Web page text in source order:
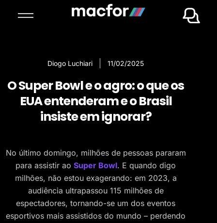
Diogo Luchiari 11/02/2025
O Super Bowl e o agro: o que os
EUA entenderam e o Brasil
insiste em ignorar?
No último domingo, milhões de pessoas pararam
para assistir ao Super Bowl. E quando digo
milhões, não estou exagerando: em 2023, a
audiência ultrapassou 115 milhões de
espectadores, tornando-se um dos eventos
esportivos mais assistidos do mundo – perdendo